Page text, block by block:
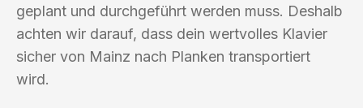
geplant und durchgeführt werden muss. Deshalb
achten wir darauf, dass dein wertvolles Klavier
sicher von Mainz nach Planken transportiert
wird.